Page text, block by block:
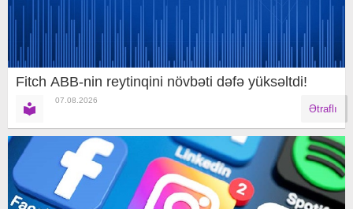
Fitch ABB-nin reytinqini növbəti dəfə yüksəltdi!
07.08.2026
Ətraflı